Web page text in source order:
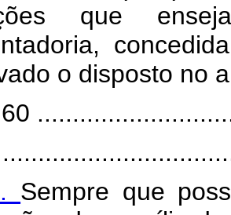
que
o disposto no
60
Sempre que